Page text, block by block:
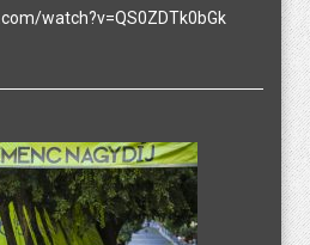
watch?v=QS0ZDTk0bGk